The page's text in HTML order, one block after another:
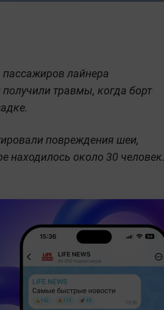
пассажиров лайнера
травмы, когда борт
повреждения шеи,
находилось около 30 человек.